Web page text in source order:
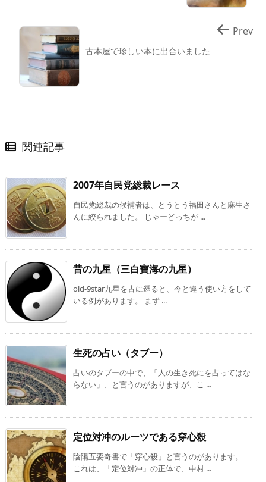
古本屋で珍しい本に出合いました
Prev
関連記事
2007年自民党総裁レース
自民党総裁の候補者は、とうとう福田さんと麻生さ
んに絞られました。 じゃーどっちが ...
昔の九星（三白寶海の九星）
old-9star九星を古に遡ると、今と違う使い方をして
いる例があります。 まず ...
生死の占い（タブー）
占いのタブーの中で、「人の生き死にを占ってはな
らない」、と言うのがありますが、こ ...
定位対冲のルーツである穿心殺
陰陽五要奇書で「穿心殺」と言うのがあります。
これは、「定位対冲」の正体で、中村 ...